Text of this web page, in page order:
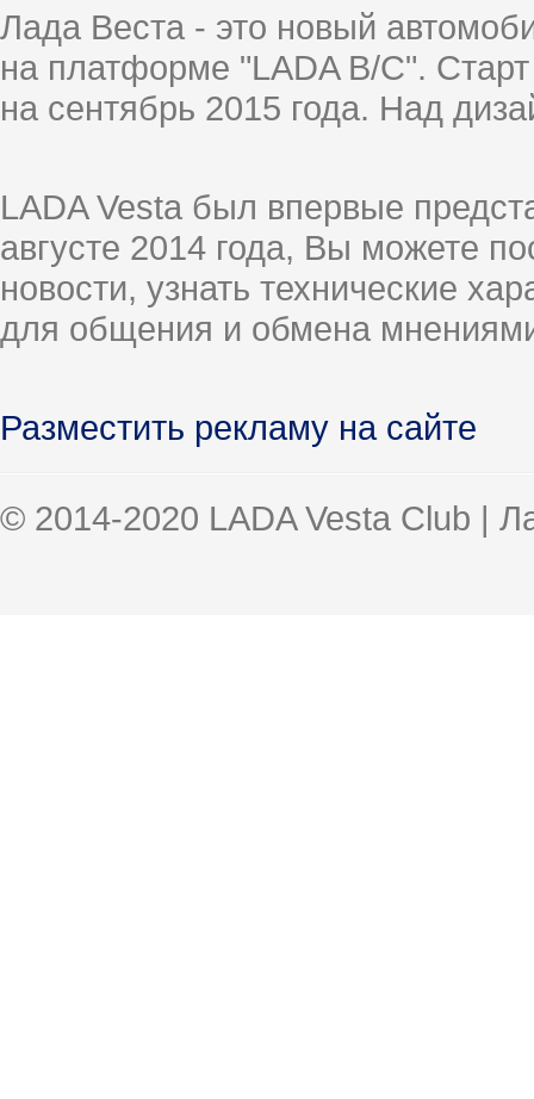
Лада Веста - это новый
на платформе "LADA B/C".
на сентябрь 2015 года. Над
LADA Vesta был впервые
августе 2014 года, Вы можете
новости, узнать технические
для общения и обмена
Разместить рекламу на сайте
© 2014-2020 LADA Vesta Club |